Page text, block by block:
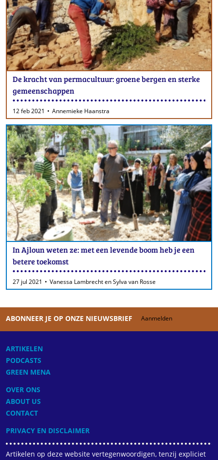
De kracht van permacultuur: groene bergen en sterke
gemeenschappen
12 feb 2021 Annemieke Haanstra
In Ajloun weten ze: met een levende boom heb je een
betere toekomst
27 jul 2021 Vanessa Lambrecht en Sylva van Rosse
ABONNEER JE OP ONZE NIEUWSBRIEF Aanmelden
ARTIKELEN
PODCASTS
GREEN MENA
OVER ONS
ABOUT US
CONTACT
PRIVACY EN DISCLAIMER
Artikelen op deze website vertegenwoordigen, tenzij expliciet